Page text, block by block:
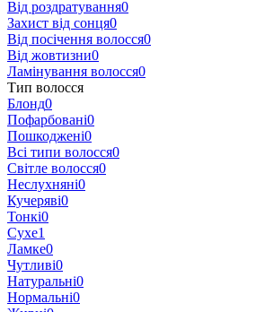
Від роздратування0
Захист від сонця0
Від посічення волосся0
Від жовтизни0
Ламінування волосся0
Тип волосся
Блонд0
Пофарбовані0
Пошкоджені0
Всі типи волосся0
Світле волосся0
Неслухняні0
Кучеряві0
Тонкі0
Сухе1
Ламке0
Чутливі0
Натуральні0
Нормальні0